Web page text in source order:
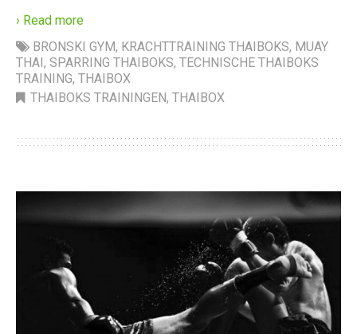
› Read more
BRONSKI GYM, KRACHTTRAINING THAIBOKS, MUAY
THAI, SPARRING THAIBOKS, TECHNISCHE THAIBOKS
TRAINING, THAIBOX
THAIBOKS TRAININGEN, THAIBOX